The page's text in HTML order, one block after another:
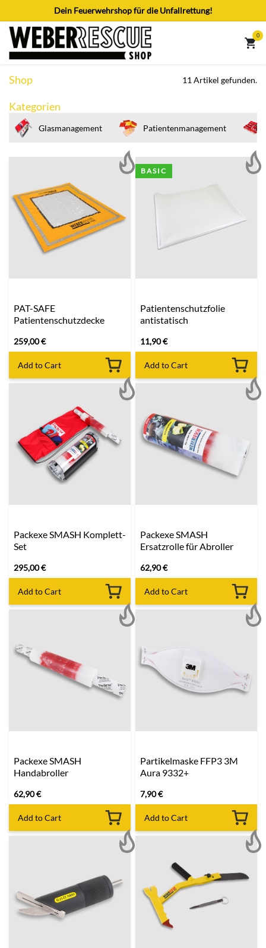
Zum Inhalt springenDein Feuerwehrshop für die Unfallrettung!
0
Shop 11 Artikel gefunden.
Kategorien
Glasmanagement Patientenmanagement
PAT-SAFE
Patientenschutzdecke
259,00€
Add to Cart
BASIC
Patientenschutzfolie
antistatisch
11,90€
Add to Cart
Packexe SMASH Komplett-
Set
295,00€
Add to Cart
Packexe SMASH
Ersatzrolle für Abroller
62,90€
Add to Cart
Packexe SMASH
Handabroller
62,90€
Add to Cart
Partikelmaske FFP3 3M
Aura 9332+
7,90€
Add to Cart